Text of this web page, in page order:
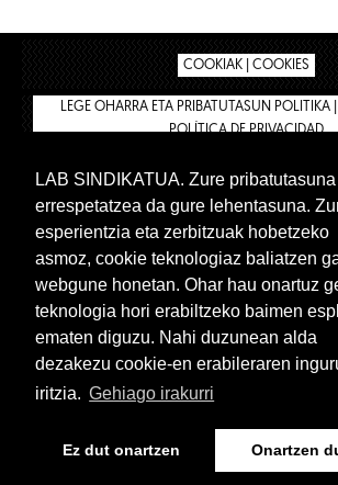
COOKIAK | COOKIES
LEGE OHARRA ETA PRIBATUTASUN POLITIKA
POLÍTICA DE PRIVACIDAD
BIZILAN.EUS
INTRANET 🔑
Euskera
www.lab.eus
Euskera Castellano
LAB SINDIKATUA. Zure pribatutasuna
errespetatzea da gure lehentasuna.
esperientzia eta zerbitzuak hobetzeko
asmoz, cookie teknologiaz baliatzen
webgune honetan. Ohar hau onartuz
teknologia hori erabiltzeko baimen
ematen diguzu. Nahi duzunean alda
dezakezu cookie-en erabileraren
iritzia. Gehiago irakurri
Ez dut onartzen Onartzen